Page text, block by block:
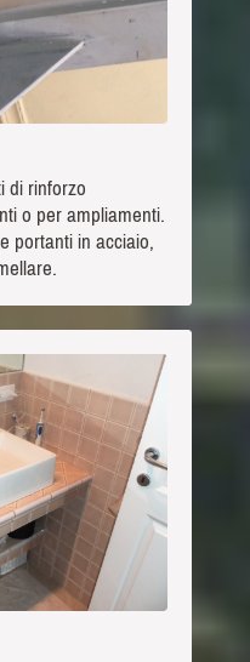
di rinforzo
o per ampliamenti.
portanti in acciaio,